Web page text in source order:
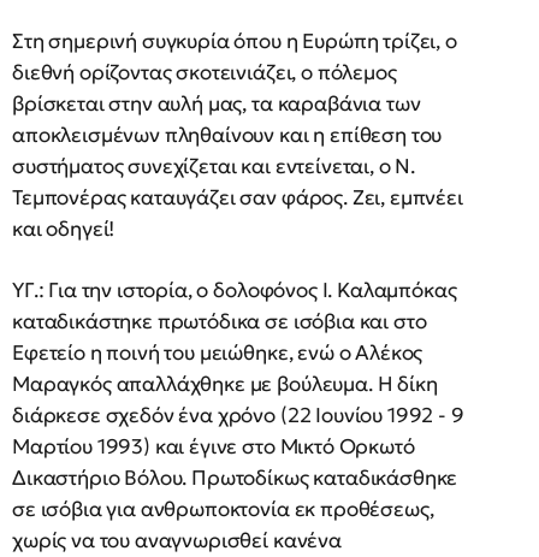
Στη σημερινή συγκυρία όπου η Ευρώπη τρίζει, ο
διεθνή ορίζοντας σκοτεινιάζει, ο πόλεμος
βρίσκεται στην αυλή μας, τα καραβάνια των
αποκλεισμένων πληθαίνουν και η επίθεση του
συστήματος συνεχίζεται και εντείνεται, ο Ν.
Τεμπονέρας καταυγάζει σαν φάρος. Ζει, εμπνέει
και οδηγεί!
ΥΓ.: Για την ιστορία, ο δολοφόνος Ι. Καλαμπόκας
καταδικάστηκε πρωτόδικα σε ισόβια και στο
Εφετείο η ποινή του μειώθηκε, ενώ ο Αλέκος
Μαραγκός απαλλάχθηκε με βούλευμα. Η δίκη
διάρκεσε σχεδόν ένα χρόνο (22 Ιουνίου 1992 - 9
Μαρτίου 1993) και έγινε στο Μικτό Ορκωτό
Δικαστήριο Βόλου. Πρωτοδίκως καταδικάσθηκε
σε ισόβια για ανθρωποκτονία εκ προθέσεως,
χωρίς να του αναγνωρισθεί κανένα